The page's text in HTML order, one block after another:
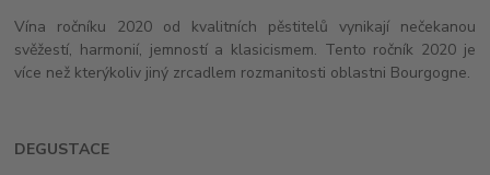
Vína ročníku 2020 od kvalitních pěstitelů vynikají nečekanou
svěžestí, harmonií, jemností a klasicismem. Tento ročník 2020 je
více než kterýkoliv jiný zrcadlem rozmanitosti oblastni Bourgogne.
DEGUSTACE